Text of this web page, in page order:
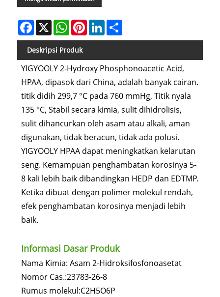
Facebook
X WhatsAppPinterestLinkedIn
Deskripsi Produk
YIGYOOLY 2-Hydroxy Phosphonoacetic Acid,
HPAA, dipasok dari China, adalah banyak cairan.
titik didih 299,7 °C pada 760 mmHg, Titik nyala
135 °C, Stabil secara kimia, sulit dihidrolisis,
sulit dihancurkan oleh asam atau alkali, aman
digunakan, tidak beracun, tidak ada polusi.
YIGYOOLY HPAA dapat meningkatkan kelarutan
seng. Kemampuan penghambatan korosinya 5-
8 kali lebih baik dibandingkan HEDP dan EDTMP.
Ketika dibuat dengan polimer molekul rendah,
efek penghambatan korosinya menjadi lebih
baik.
Informasi Dasar Produk
Nama Kimia: Asam 2-Hidroksifosfonoasetat
Nomor Cas.:23783-26-8
Rumus molekul:C2H5O6P